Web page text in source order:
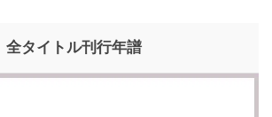
全タイトル刊行年譜